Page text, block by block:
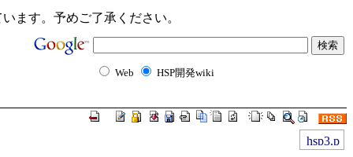
ます。予めご了承ください。
Web HSP開発wiki